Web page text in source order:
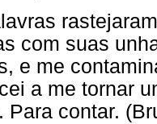
com suas
e me
a me tornar
Para contar.